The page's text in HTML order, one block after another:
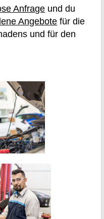
Anfrage und du
Angebote für die
und für den